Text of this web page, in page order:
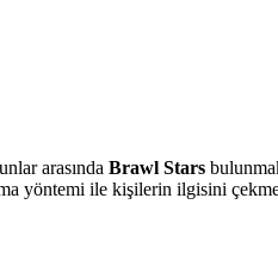
arasında Brawl Stars
yöntemi ile kişilerin ilgisini